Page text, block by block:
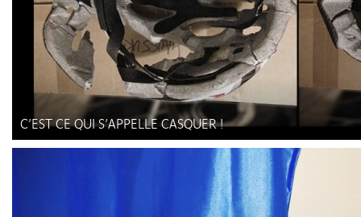
C’EST CE QUI S’APPELLE CASQUER !